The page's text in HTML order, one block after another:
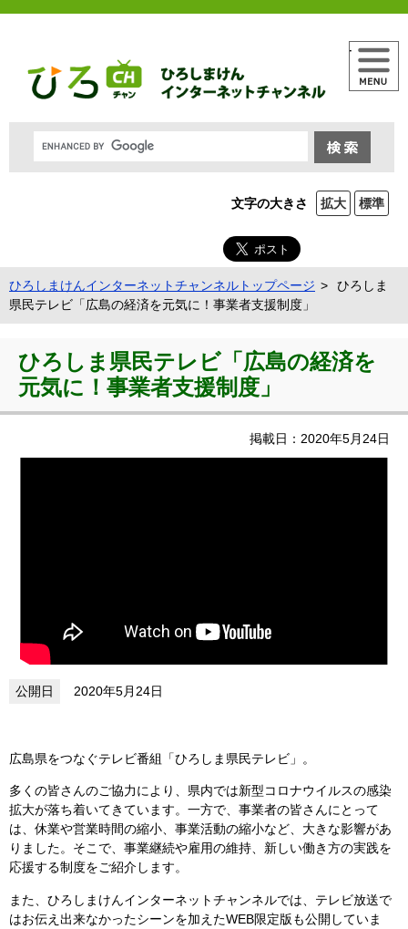
文字の大きさ 拡大 標準
メニュー
ひろしまけんインターネットチャンネルトップページ
ひろしま
県民テレビ「広島の経済を元気に！事業者支援制度」
ひろしま県民テレビ「広島の経済を
元気に！事業者支援制度」
掲載日：2020年5月24日
2020年5月24日
広島県をつなぐテレビ番組「ひろしま県民テレビ」。
多くの皆さんのご協力により、県内では新型コロナウイルスの感染
拡大が落ち着いてきています。一方で、事業者の皆さんにとって
は、休業や営業時間の縮小、事業活動の縮小など、大きな影響があ
りました。そこで、事業継続や雇用の維持、新しい働き方の実践を
応援する制度をご紹介します。
また、ひろしまけんインターネットチャンネルでは、テレビ放送で
はお伝え出来なかったシーンを加えたWEB限定版も公開していま